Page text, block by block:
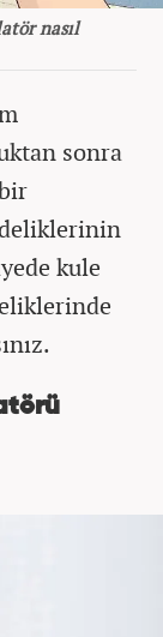
nasıl
sonra
kule